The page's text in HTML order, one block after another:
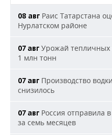
08 авг Раис Татарстана
Нурлатском районе
07 авг Урожай тепличных
1 млн тонн
07 авг Производство
снизилось
07 авг Россия отправила
за семь месяцев